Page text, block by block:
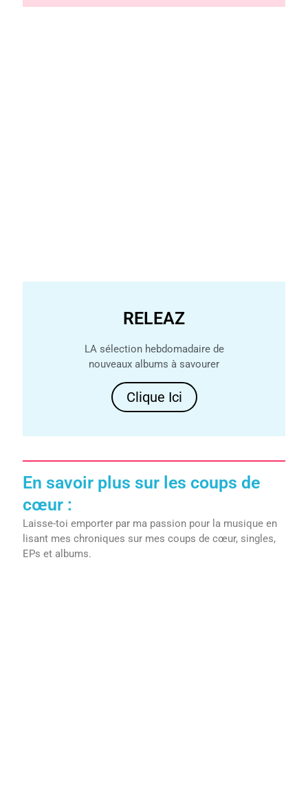
RELEAZ
LA sélection hebdomadaire de
nouveaux albums à savourer
Clique Ici
En savoir plus sur les coups de
cœur :
Laisse-toi emporter par ma passion pour la musique en
lisant mes chroniques sur mes coups de cœur, singles,
EPs et albums.